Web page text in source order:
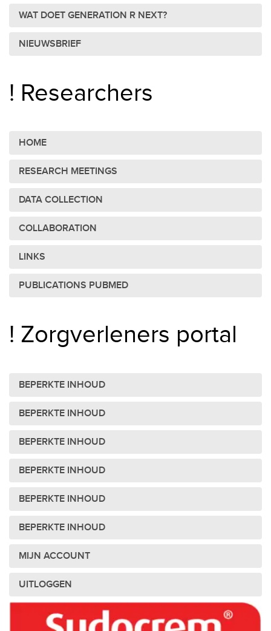
WAT DOET GENERATION R NEXT?
NIEUWSBRIEF
! Researchers
HOME
RESEARCH MEETINGS
DATA COLLECTION
COLLABORATION
LINKS
PUBLICATIONS PUBMED
! Zorgverleners portal
BEPERKTE INHOUD
BEPERKTE INHOUD
BEPERKTE INHOUD
BEPERKTE INHOUD
BEPERKTE INHOUD
BEPERKTE INHOUD
MIJN ACCOUNT
UITLOGGEN